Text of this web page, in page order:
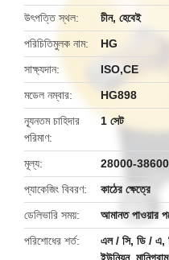
উৎপত্তি স্থল
চীন, হেবেই
পরিচিতিমুলক নাম
HG
সাক্ষ্যদান
ISO,CE
মডেল নম্বার
HG898
ন্যূনতম চাহিদার
পরিমাণ
1 সেট
মূল্য
28000-
প্যাকেজিং বিবরণ
কাঠের ক্ষেত্রে
ডেলিভারি সময়
আমানত পাওয়ার
পরিশোধের শর্ত
এল / সি, ডি / এ,